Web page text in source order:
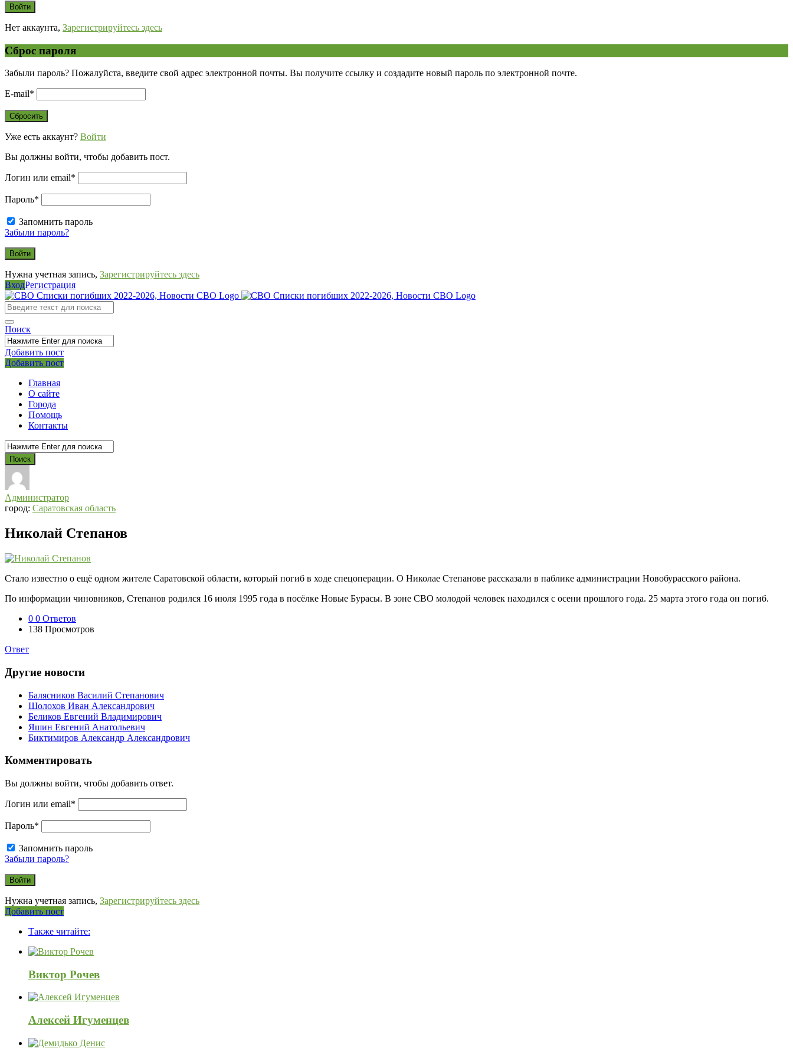
Нет аккаунта, Зарегистрируйтесь здесь
Сброс пароля
Забыли пароль? Пожалуйста, введите свой адрес электронной почты. Вы получите ссылку и создадите новый пароль по электронной почте.
E-mail*
Уже есть аккаунт? Войти
Вы должны войти, чтобы добавить пост.
Логин или email*
Пароль*
Запомнить пароль
Забыли пароль?
Нужна учетная запись, Зарегистрируйтесь здесь
ВходРегистрация
СВО
Списки
погибших
2022-
2026,
Новости
СВО
Поиск
Добавить пост
Мобильное
меню
Выйти
Добавить пост
Главная
О сайте
Города
Помощь
Контакты
Администратор
город: Саратовская область
Николай Степанов
Стало известно о ещё одном жителе Саратовской области, который погиб в ходе спецоперации. О Николае Степанове рассказали в паблике администрации Новобурасского района.
По информации чиновников, Степанов родился 16 июля 1995 года в посёлке Новые Бурасы. В зоне СВО молодой человек находился с осени прошлого года. 25 марта этого года он погиб.
0 0 Ответов
138 Просмотров
Ответ
Другие новости
Балясников Василий Степанович
Шолохов Иван Александрович
Беликов Евгений Владимирович
Яшин Евгений Анатольевич
Биктимиров Александр Александрович
Комментировать
Вы должны войти, чтобы добавить ответ.
Логин или email*
Пароль*
Запомнить пароль
Забыли пароль?
Нужна учетная запись, Зарегистрируйтесь здесь
Боковая
Добавить пост
120x600Также читайте:
Виктор Рочев
Алексей Игуменцев